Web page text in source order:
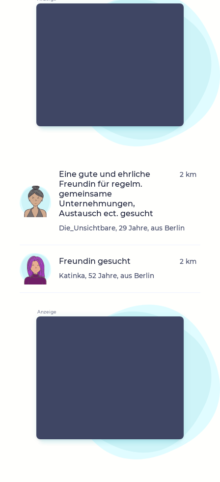
Eine gute und ehrliche
Freundin für regelm.
gemeinsame
Unternehmungen,
Austausch ect. gesucht
Die_Unsichtbare, 29 Jahre, aus Berlin
2 km
Freundin gesucht
Katinka, 52 Jahre, aus Berlin
2 km